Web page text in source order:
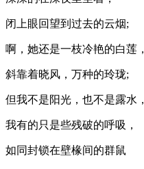
闭上眼回望到过去的云烟;
啊，她还是一枝冷艳的白莲，
斜靠着晓风，万种的玲珑;
但我不是阳光，也不是露水，
我有的只是些残破的呼吸，
如同封锁在壁椽间的群鼠